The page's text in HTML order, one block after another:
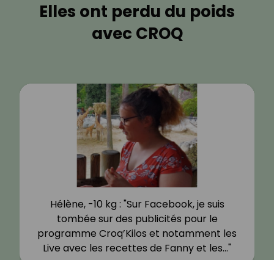
Elles ont perdu du poids
avec CROQ
Hélène, -10 kg : "Sur Facebook, je suis
tombée sur des publicités pour le
programme Croq’Kilos et notamment les
Live avec les recettes de Fanny et les…"